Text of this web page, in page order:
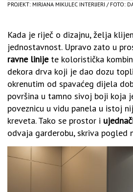
PROJEKT: MIRJANA MIKULEC INTERIJERI / FOTO:
Kada je riječ o dizajnu, želja
jednostavnost. Upravo zato u
ravne linijete koloristička
dekora drva koji je dao dozu
okrenutim od spavaćeg dijela
površina u tamno sivoj boji koja
poveznicu u vidu panela u istoj
kreveta. Tako se prostor i
odvaja garderobu, skriva pogled